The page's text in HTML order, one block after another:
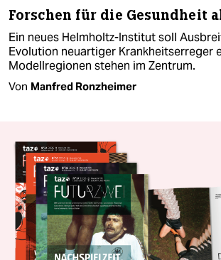
Forschen für die Gesundheit
Ein neues Helmholtz-Institut soll
Evolution neu­artiger Krankheitserreger
Modellregionen stehen im Zentrum.
Von Manfred Ronzheimer